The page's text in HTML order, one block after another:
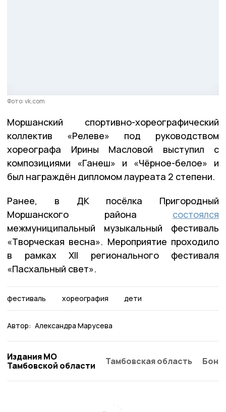
Фото: vk.com
Моршанский спортивно-хореографический
коллектив «Релеве» под руководством
хореографа Ирины Масловой выступил с
композициями «Ганеш» и «Чёрное-белое» и
был награждён дипломом лауреата 2 степени.
Ранее, в ДК посёлка Пригородный
Моршанского района состоялся
межмуниципальный музыкальный фестиваль
«Творческая весна». Мероприятие проходило
в рамках XII регионального фестиваля
«Пасхальный свет».
фестиваль хореография дети
Автор: Александра Марусева
Издания МО
Тамбовской области
Тамбовская область